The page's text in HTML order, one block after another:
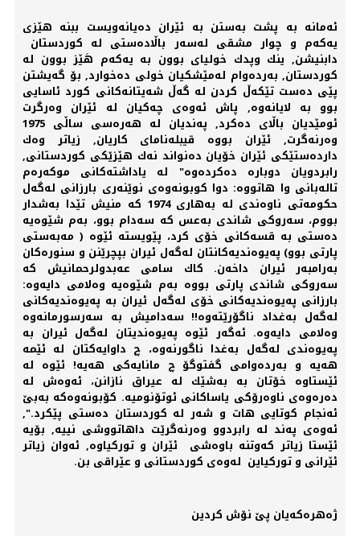
ئەمانە بە پشت بەستن بە ئێران دەیانەویست ببنە هێزی
یەكەم و چوار مشقی لەسەر باڵادەستی لە كوردستان
دابنیشن, ینك وپدك خولیای بوون بە یەكەم هَێز بوون لە
كوردستان, بەردەوام لەمێشكیان خولی دەخوارد, بۆ گەیشتن
پێی دەست تێكەڵ كردن لە گەڵ شەیتانەكانی كورد ئاسایی
بوو بە لایانەوە, پاش ئەوەی چەكیان لە ئێران وەرگرت
ئومێدیان باڵای دەكرد, پەندیان لە هەرەسی ساڵی 1975
وەرنەگرت, ئێران بووە قیبلەنامای كاریان, زیاتر وەك
داردەستێكی ئێران خۆیان دەنواند نەك هێزێكی كوردستانی,
رابردویان دوبارە دەكردەوە" لە یاداشتەكانی موكەرەم
تالەبانی وا هاتووە: دوا كوبونەوەی نوێنەری بارزانی لەگەل
حكومەتی ناوەندی لە بەهاری 1974 كە منیش تێدا بەشدار
بووم، سەروكی شاندی بەعس كە سەدام بوو، بەم شێوەیە
دەستی بە قسەكانی خۆی كرد، پێویستە ئێوە ( مەبەستی
پارتی بوو) پەیوەندیەكانتان لەگەل ئیران بپچرێنن و سنورەكان
بەرامبەر ئیران داخەن. كاك سامی عەبدولرحمانیش كە
سەروكی شاندی پارتی بووە بەم شێوەیە وەلامی دایەوە:
بارزانی پەیوەندیەكانی خۆی لەگەل ئیران بە پەیوەندیەكانی
لەگەل بەغداد ناگۆرێتەوە!! سەدامیش بە سەرسورمانەوە
وەلامی دایەوە. ئەگەر ئێوە پەیوەندیتان لەگەل ئیران بە
پەیوەندی لەگەل بەغدا ناگورنەوە، چ داوایەكتان لە ئێمە
هەیە و بەردەوامی گفتوگۆ چ مانایەكی هەیە! ئێوە لە
ئێستاوە خۆتان بە بەشێك لە عیراق نازانن، ئەوەش لە
دەرەوەی ناوەرۆكی یاساكانی ئوتۆنومیە. كۆبونەوەكە بەبێ
ئەنجام كوتایی هات و شەر لە كوردستان دەستی پێكرد.",
ئەوەی پەند لە رابردوو وەرنەگرێت داهاتووشی نییە, بۆیە
ئێستا زیاتر كەوتنە باوەشی ئێران و توركیاوە, ئەوان زیاتر
ئێرانی و توركیاین لەوەی كوردستانی و عێراقی بن.
ژەهرەكەیان پێ نۆش كردین